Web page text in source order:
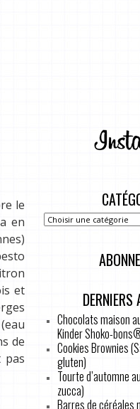
le
en
et
de
pas
DERNIERS
Chocolats maison
Kinder Shoko-
Cookies Brownies
gluten)
Tourte d’automne
zucca)
Barres de céréales